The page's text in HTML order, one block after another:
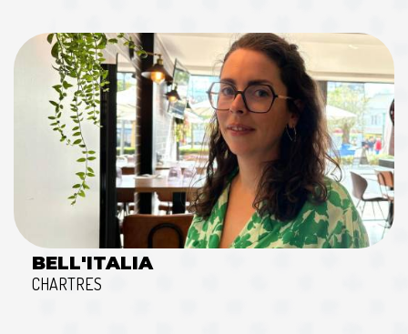
BELL'ITALIA
CHARTRES